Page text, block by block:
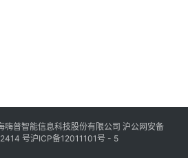
普智能信息科技股份有限公司 沪公网安备
号沪ICP备12011101号 - 5